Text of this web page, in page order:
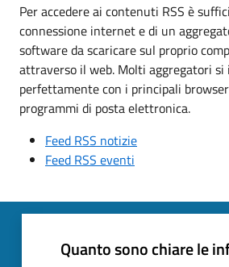
Per accedere ai contenuti RSS è
connessione internet e di un
software da scaricare sul proprio
attraverso il web. Molti aggregatori
perfettamente con i principali
programmi di posta elettronica.
Feed RSS notizie
Feed RSS eventi
Quanto sono chiare le